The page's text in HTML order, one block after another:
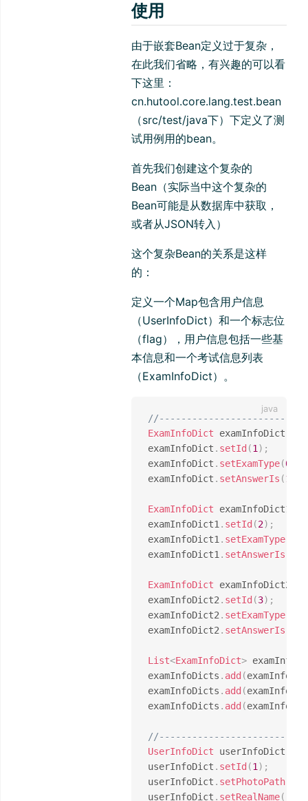
使用
由于嵌套Bean定义过于复杂，
在此我们省略，有兴趣的可以看
下这里：
cn.hutool.core.lang.test.bean
（src/test/java下）下定义了测
试用例用的bean。
首先我们创建这个复杂的
Bean（实际当中这个复杂的
Bean可能是从数据库中获取，
或者从JSON转入）
这个复杂Bean的关系是这样
的：
定义一个Map包含用户信息
（UserInfoDict）和一个标志位
（flag），用户信息包括一些基
本信息和一个考试信息列表
（ExamInfoDict）。
ExamInfoDict examInfoDict
examInfoDict . setId (1 ) ;
examInfoDict . setExamType(0
examInfoDict . setAnswerIs (1
ExamInfoDict examInfoDict1
examInfoDict1 . setId (2) ;
examInfoDict1 . setExamType
examInfoDict1 . setAnswerIs
ExamInfoDict examInfoDict2
examInfoDict2 . setId (3) ;
examInfoDict2 . setExamType
examInfoDict2 . setAnswerIs
List<ExamInfoDict>
examInfoDicts . add (
examInfoDicts . add (
examInfoDicts . add (
UserInfoDict userInfoDict
userInfoDict . setId (1 ) ;
userInfoDict . setPhotoPath
userInfoDict . setRealName(